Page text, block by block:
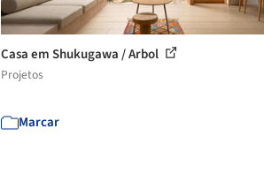
Casa em Shukugawa / Arbol
Projetos
Marcar